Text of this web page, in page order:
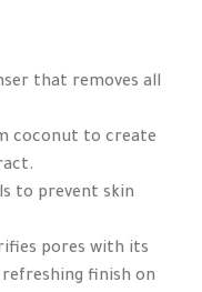
that removes all
coconut to create
to prevent skin
pores with its
finish on